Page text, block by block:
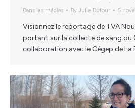
Dans les médias By Julie Dufour 5
Visionnez le reportage de TVA
portant sur la collecte de sang du
collaboration avec le Cégep de La